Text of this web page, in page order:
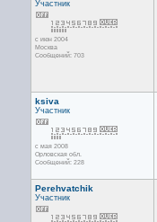
Участник
с июн 2004
Москва
Сообщений: 703
ksiva
Участник
с мая 2008
Орловская обл.
Сообщений: 228
Perehvatchik
Участник